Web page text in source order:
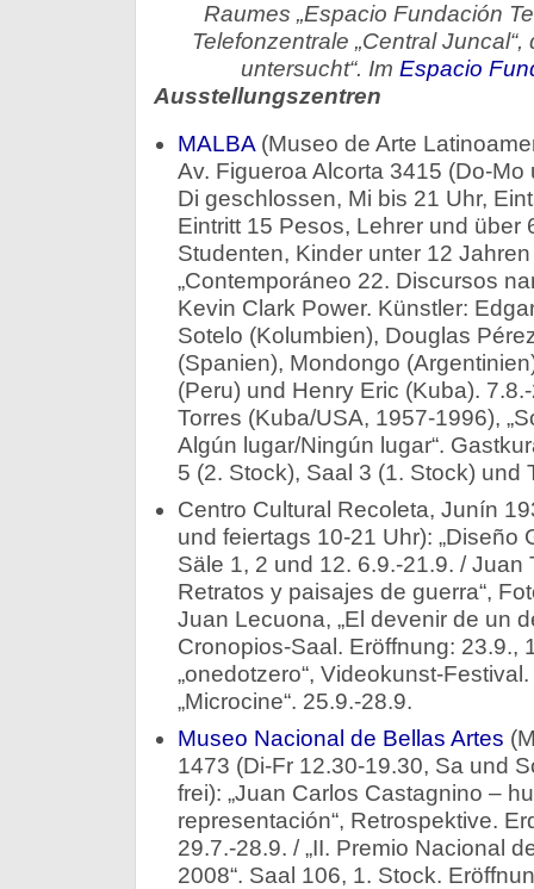
Raumes „Espacio Fundación
Telefonzentrale „Central
untersucht“. Im Espacio
Ausstellungszentren
MALBA(Museo de Arte
Av. Figueroa Alcorta 3415 (Do-
Di geschlossen, Mi bis 21 Uhr,
Eintritt 15 Pesos, Lehrer und über
Studenten, Kinder unter 12
„Contemporáneo 22. Discursos
Kevin Clark Power. Künstler:
Sotelo (Kolumbien), Douglas
(Spanien), Mondongo
(Peru) und Henry Eric (Kuba).
Torres (Kuba/USA, 1957-1996),
Algún lugar/Ningún lugar“.
5 (2. Stock), Saal 3 (1. Stock) und
Centro Cultural Recoleta, Junín
und feiertags 10-21 Uhr): „Diseño
Säle 1, 2 und 12. 6.9.-21.9. / Juan
Retratos y paisajes de guerra“,
Juan Lecuona, „El devenir de un
Cronopios-Saal. Eröffnung: 23.9.,
„onedotzero“, Videokunst-
„Microcine“. 25.9.-28.9.
Museo Nacional de Bellas Artes
1473 (Di-Fr 12.30-19.30, Sa und
frei): „Juan Carlos Castagnino –
representación“, Retrospektive.
29.7.-28.9. / „II. Premio Nacional
2008“. Saal 106, 1. Stock.